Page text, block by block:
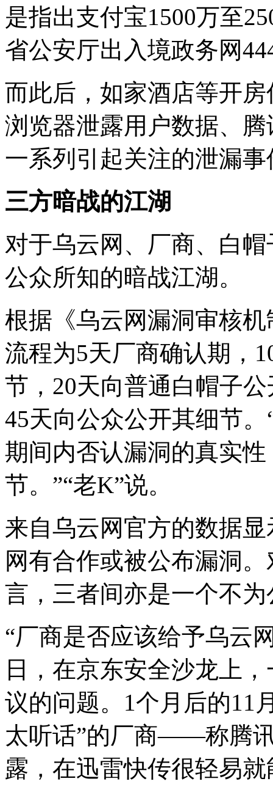
是指出支付宝1500万至
省公安厅出入境政务网
而此后，如家酒店等开
浏览器泄露用户数据、
一系列引起关注的泄漏
三方暗战的江湖
对于乌云网、厂商、白
公众所知的暗战江湖。
根据《乌云网漏洞审核
流程为5天厂商确认期，
节，20天向普通白帽子
45天向公众公开其细节
期间内否认漏洞的真实
节。”“老K”说。
来自乌云网官方的数据
网有合作或被公布漏洞
言，三者间亦是一个不
“厂商是否应该给予乌云
日，在京东安全沙龙上
议的问题。1个月后的11
太听话”的厂商――称腾
露，在迅雷快传很轻易